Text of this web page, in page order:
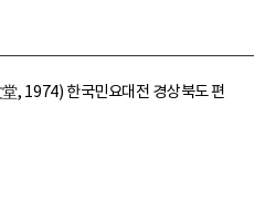
1974) 한국민요대전 경상북도 편